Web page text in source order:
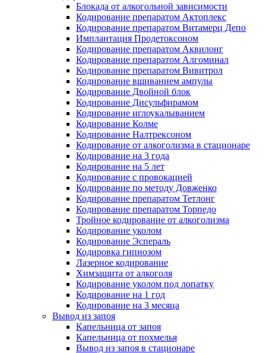
Блокада от алкогольной зависимости
Кодирование препаратом Актоплекс
Кодирование препаратом Витамерц Депо
Имплантация Продетоксоном
Кодирование препаратом Аквилонг
Кодирование препаратом Алгоминал
Кодирование препаратом Вивитрол
Кодирование вшиванием ампулы
Кодирование Двойной блок
Кодирование Дисульфирамом
Кодирование иглоукалыванием
Кодирование Колме
Кодирование Налтрексоном
Кодирование от алкоголизма в стационаре
Кодирование на 3 года
Кодирование на 5 лет
Кодирование с провокацией
Кодирование по методу Довженко
Кодирование препаратом Тетлонг
Кодирование препаратом Торпедо
Тройное кодирование от алкоголизма
Кодирование уколом
Кодирование Эспераль
Кодировка гипнозом
Лазерное кодирование
Химзащита от алкоголя
Кодирование уколом под лопатку
Кодирование на 1 год
Кодирование на 3 месяца
Вывод из запоя
Капельница от запоя
Капельница от похмелья
Вывод из запоя в стационаре